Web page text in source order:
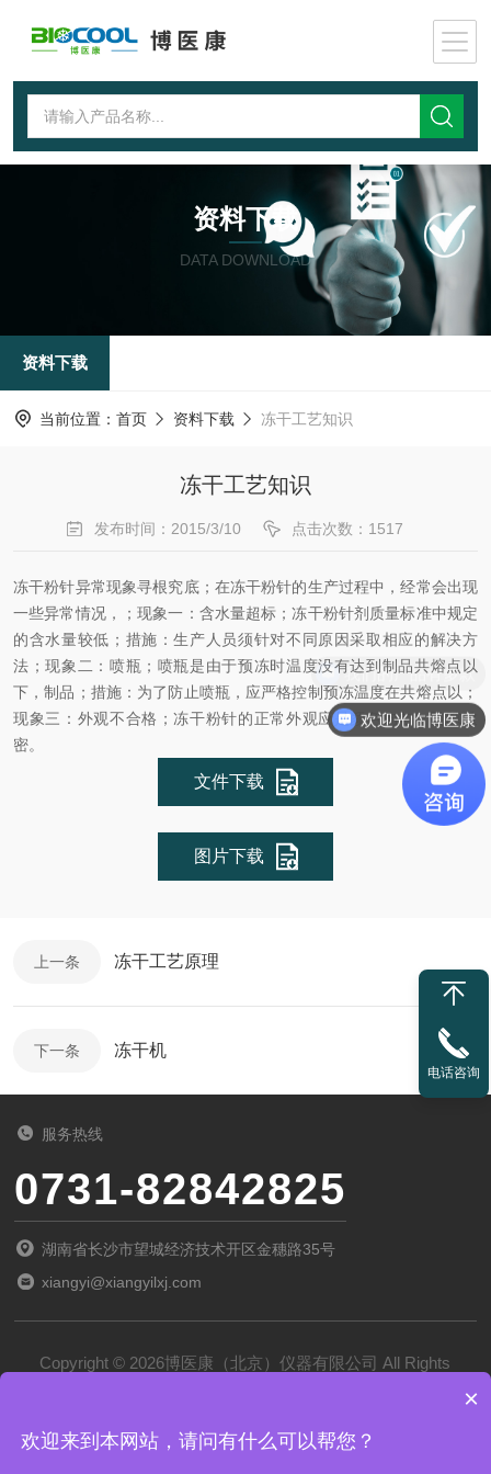
资料下载
DATA DOWNLOAD
资料下载
当前位置： 首页 资料下载 冻干工艺知识
冻干工艺知识
发布时间：2015/3/10 点击次数：1517
冻干粉针异常现象寻根究底；在冻干粉针的生产过程中，经常会出现
一些异常情况，；现象一：含水量超标；冻干粉针剂质量标准中规定
的含水量较低；措施：生产人员须针对不同原因采取相应的解决方
法；现象二：喷瓶；喷瓶是由于预冻时温度没有达到制品共熔点以
下，制品；措施：为了防止喷瓶，应严格控制预冻温度在共熔点以；
现象三：外观不合格；冻干粉针的正常外观应是颜色均匀，孔隙致
密。
文件下载
图片下载
上一条 冻干工艺原理
下一条 冻干机
服务热线
0731-82842825
湖南省长沙市望城经济技术开区金穗路35号
xiangyi@xiangyilxj.com
Copyright © 2026博医康（北京）仪器有限公司 All Rights
电话咨询
欢迎光临博医康
我们的产品有多款
×
欢迎来到本网站，请问有什么可以帮您？